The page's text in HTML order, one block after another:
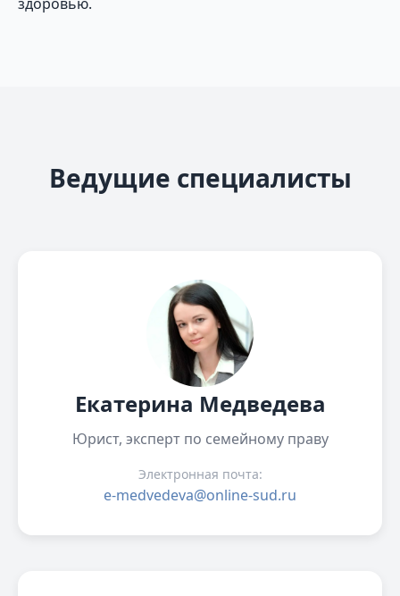
Ведущие специалисты
Екатерина Медведева
Юрист, эксперт по семейному праву
Электронная почта:
e-medvedeva@online-sud.ru